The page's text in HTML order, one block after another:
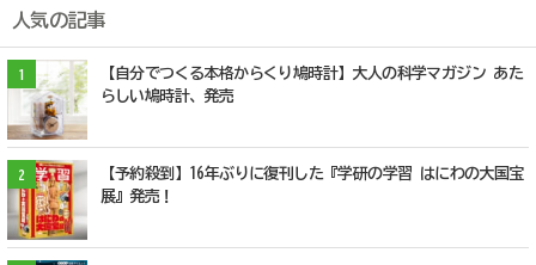
人気の記事
1
【自分でつくる本格からくり鳩時計】大人の科学マガジン あた
らしい鳩時計、発売
2
【予約殺到】16年ぶりに復刊した『学研の学習 はにわの大国宝
展』発売！